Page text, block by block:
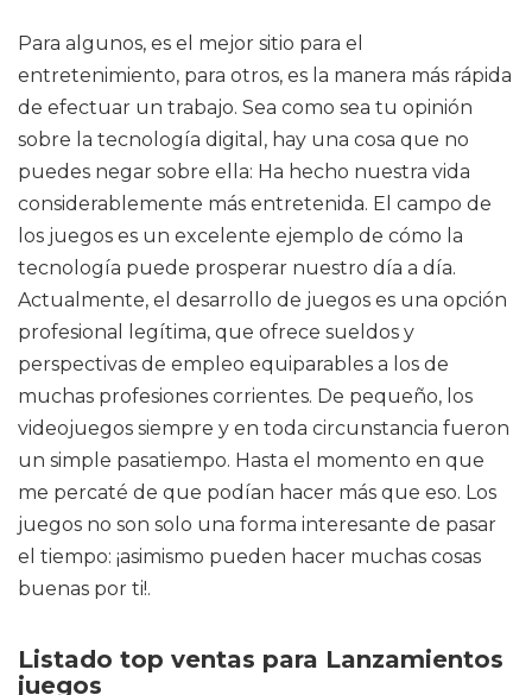
Para algunos, es el mejor sitio para el
entretenimiento, para otros, es la manera más rápida
de efectuar un trabajo. Sea como sea tu opinión
sobre la tecnología digital, hay una cosa que no
puedes negar sobre ella: Ha hecho nuestra vida
considerablemente más entretenida. El campo de
los juegos es un excelente ejemplo de cómo la
tecnología puede prosperar nuestro día a día.
Actualmente, el desarrollo de juegos es una opción
profesional legítima, que ofrece sueldos y
perspectivas de empleo equiparables a los de
muchas profesiones corrientes. De pequeño, los
videojuegos siempre y en toda circunstancia fueron
un simple pasatiempo. Hasta el momento en que
me percaté de que podían hacer más que eso. Los
juegos no son solo una forma interesante de pasar
el tiempo: ¡asimismo pueden hacer muchas cosas
buenas por ti!.
Listado top ventas para Lanzamientos
juegos